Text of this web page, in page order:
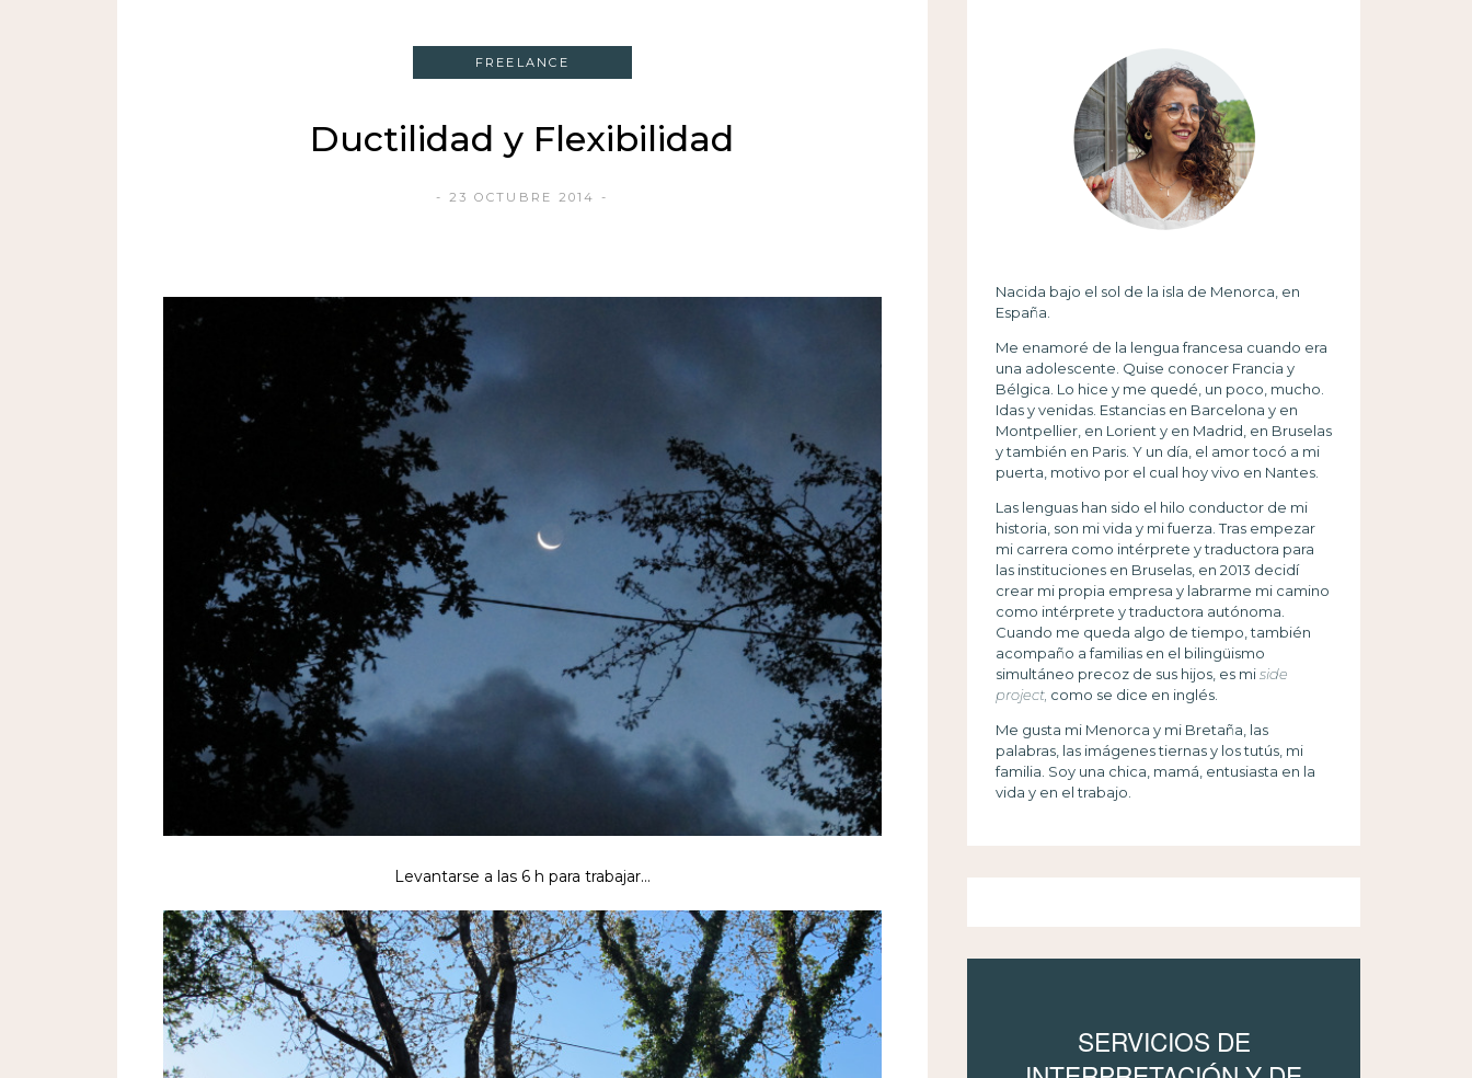
FREELANCE
Ductilidad y Flexibilidad
23 OCTUBRE 2014
Levantarse a las 6 h para trabajar…
Nacida bajo el sol de la isla de Menorca, en
España.
Me enamoré de la lengua francesa cuando era
una adolescente. Quise conocer Francia y
Bélgica. Lo hice y me quedé, un poco, mucho.
Idas y venidas. Estancias en Barcelona y en
Montpellier, en Lorient y en Madrid, en Bruselas
y también en Paris. Y un día, el amor tocó a mi
puerta, motivo por el cual hoy vivo en Nantes.
Las lenguas han sido el hilo conductor de mi
historia, son mi vida y mi fuerza. Tras empezar
mi carrera como intérprete y traductora para
las instituciones en Bruselas, en 2013 decidí
crear mi propia empresa y labrarme mi camino
como intérprete y traductora autónoma.
Cuando me queda algo de tiempo, también
acompaño a familias en el bilingüismo
simultáneo precoz de sus hijos, es mi side
project, como se dice en inglés.
Me gusta mi Menorca y mi Bretaña, las
palabras, las imágenes tiernas y los tutús, mi
familia. Soy una chica, mamá, entusiasta en la
vida y en el trabajo.
SERVICIOS DE